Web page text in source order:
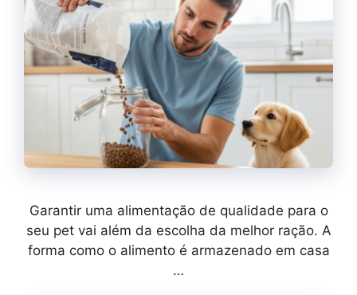
Garantir uma alimentação de qualidade para o
seu pet vai além da escolha da melhor ração. A
forma como o alimento é armazenado em casa
…